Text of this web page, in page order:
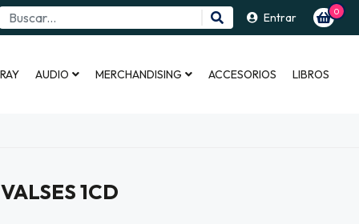
Entrar 0
AUDIO MERCHANDISING ACCESORIOS LIBROS
1CD